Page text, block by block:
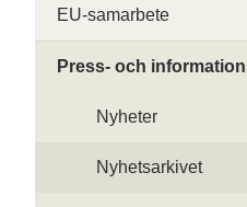
EU-samarbete
Press- och
Nyheter
Nyhetsarkivet